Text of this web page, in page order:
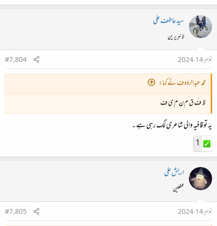
سید عاطف علی
لائبریرین
نومبر 14، 2024
#7,804
محمد عبدالرؤوف نے کہا:
ظ ف ق م ن م ی ف
یہ تو قافیہ والی شاعری لگ رہی ہے ۔
1
اربش علی
محفلین
نومبر 14، 2024
#7,805